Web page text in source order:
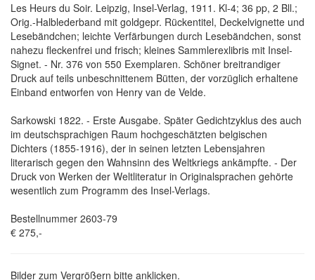
Les Heurs du Soir. Leipzig, Insel-Verlag, 1911. Kl-4; 36 pp, 2 Bll.;
Orig.-Halblederband mit goldgepr. Rückentitel, Deckelvignette und
Lesebändchen; leichte Verfärbungen durch Lesebändchen, sonst
nahezu fleckenfrei und frisch; kleines Sammlerexlibris mit Insel-
Signet. - Nr. 376 von 550 Exemplaren. Schöner breitrandiger
Druck auf teils unbeschnittenem Bütten, der vorzüglich erhaltene
Einband entworfen von Henry van de Velde.
Sarkowski 1822. - Erste Ausgabe. Später Gedichtzyklus des auch
im deutschsprachigen Raum hochgeschätzten belgischen
Dichters (1855-1916), der in seinen letzten Lebensjahren
literarisch gegen den Wahnsinn des Weltkriegs ankämpfte. - Der
Druck von Werken der Weltliteratur in Originalsprachen gehörte
wesentlich zum Programm des Insel-Verlags.
Bestellnummer 2603-79
€ 275,-
Bilder zum Vergrößern bitte anklicken.